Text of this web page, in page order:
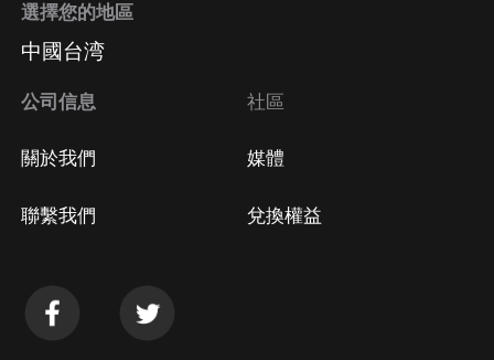
選擇您的地區
中國台湾
公司信息
關於我們
聯繫我們
社區
媒體
兌換權益